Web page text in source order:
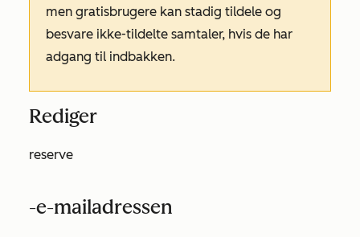
men gratisbrugere kan stadig tildele og
besvare ikke-tildelte samtaler, hvis de har
adgang til indbakken.
Rediger
reserve
-e-mailadressen